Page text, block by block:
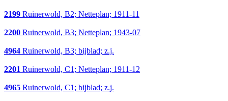
2199 Ruinerwold, B2; Netteplan; 1911-11
2200 Ruinerwold, B3; Netteplan; 1943-07
4964 Ruinerwold, B3; bijblad; z.j.
2201 Ruinerwold, C1; Netteplan; 1911-12
4965 Ruinerwold, C1; bijblad; z.j.